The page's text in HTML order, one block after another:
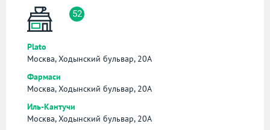
52
Plato
Москва, Ходынский бульвар, 20А
Фармаси
Москва, Ходынский бульвар, 20А
Иль-Кантучи
Москва, Ходынский бульвар, 20А